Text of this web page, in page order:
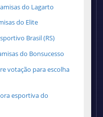
do Lagarto
do Elite
Brasil (RS)
do Bonsucesso
votação para escolha
esportiva do